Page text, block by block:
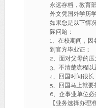
永远存档，教育
外文凭国外学历
如果您是以下情
际问题：
1、在校期间，因
到官方毕业证；
2、面对父母的压
3、不清楚流程以
4、回国时间很长
5、回国马上就要
6、企事业单位必
【业务选择办理